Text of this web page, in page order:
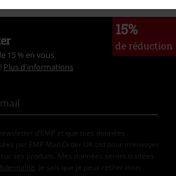
15%
de réduction
15 % en vous
Plus d'informations
d’EMP et que mes données
par EMP Mail Order UK Ltd pour m’envoyer
ses produits. Mes données seront traitées
. Je sais que je peux retirer mon